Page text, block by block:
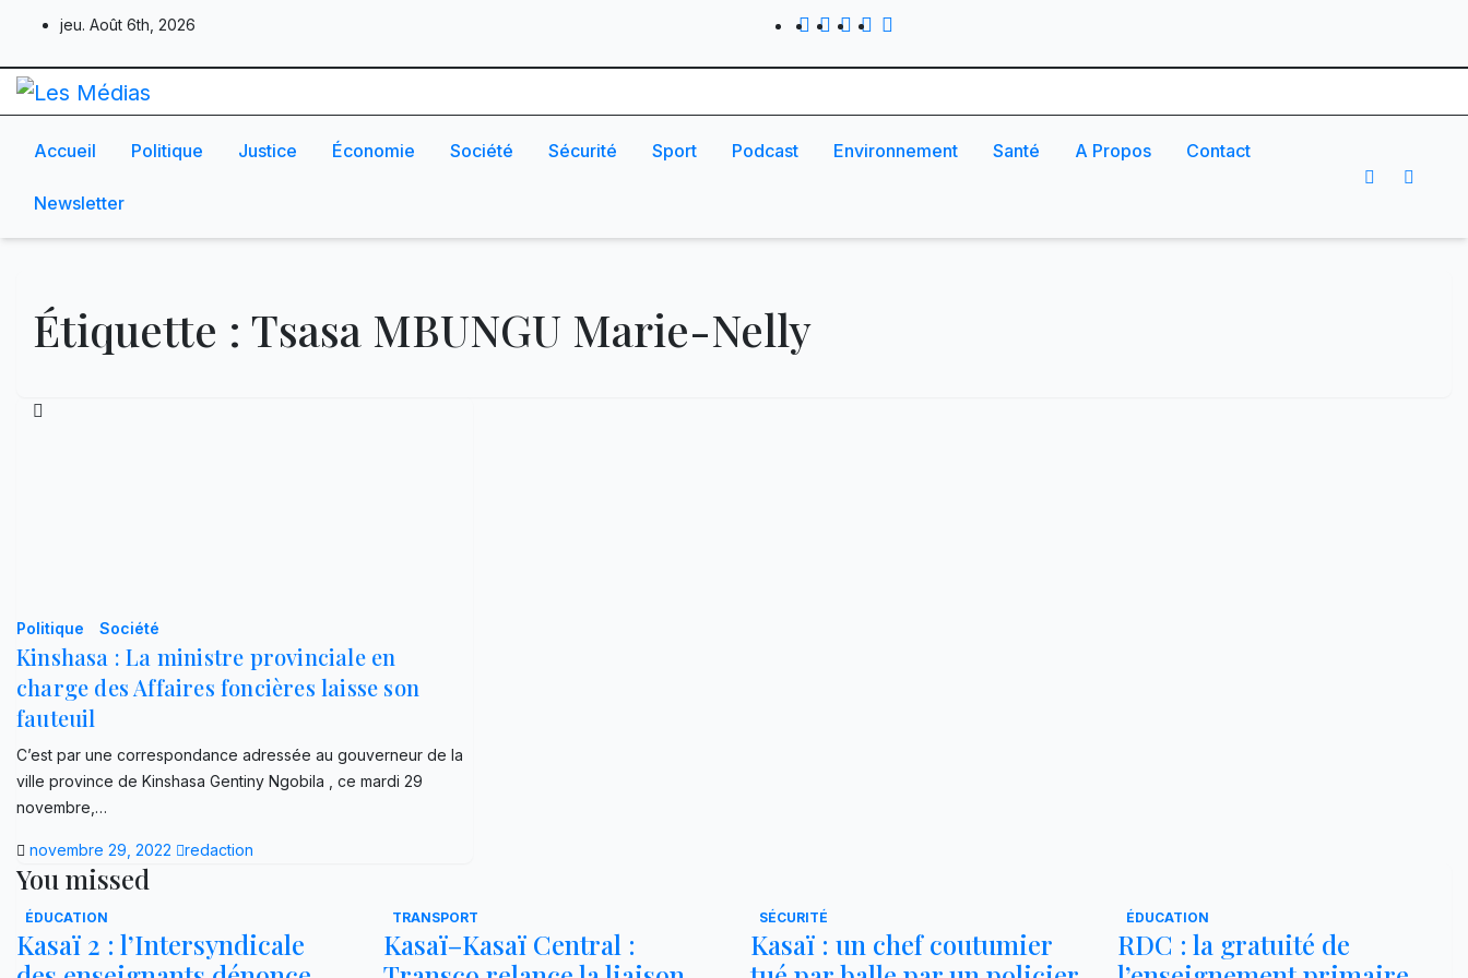
content
jeu. Août 6th, 2026
Accueil Politique Justice Économie Société Sécurité Sport Podcast Environnement Santé A Propos Contact
Newsletter
Étiquette : Tsasa MBUNGU Marie-Nelly
Politique Société
Kinshasa : La ministre provinciale en
charge des Affaires foncières laisse son
fauteuil
C’est par une correspondance adressée au gouverneur de la
ville province de Kinshasa Gentiny Ngobila , ce mardi 29
novembre,…
novembre 29, 2022 redaction
You missed
ÉDUCATION
Kasaï 2 : l’Intersyndicale
TRANSPORT
Kasaï–Kasaï Central :
SÉCURITÉ
Kasaï : un chef coutumier
ÉDUCATION
RDC : la gratuité de